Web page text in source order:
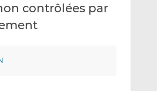
nk
contrôlées par